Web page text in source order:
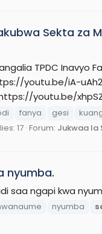
Sekta za
TPDC Inavyo
youtu.be/iA-
youtu.be/
fanya gesi
17 Forum: Jukwaa la
nyumba.
saa ngapi kwa
nyumba